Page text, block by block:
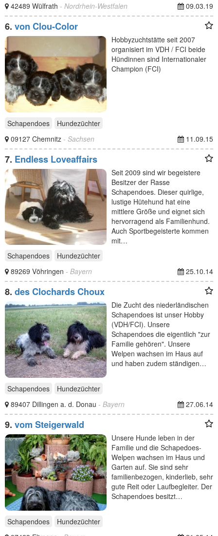
42489 Wülfrath - Nordrhein-Westfalen 09.03.19
6. von Clou-Color
Hobbyzuchtstätte seit 2007
organisiert im VDH / FCI beide
Hündinnen sind Internationaler
Champion (FCI)
Schapendoes
Hundezüchter
09127 Chemnitz - Sachsen 11.09.15
7. Endless Loveaffairs
Seit 2009 sind wir begeistere
Besitzer der Rasse
Schapendoes. Dieser quirlige,
lustige Hütehund hat eine
mittlere Größe und eignet sich
hervorragend als Familienhund.
Auch Sportbegeisterte kommen
mit…
Schapendoes
Hundezüchter
89269 Vöhringen - Bayern 25.10.14
8. des Clochards Choux
Die Zucht des niederländischen
Schapendoes ist unser Hobby
(VDH/FCI). Unsere
Schapendoes die eigentlich "zur
Familie gehören". Unsere
Welpen wachsen im Haus auf
und haben zudem ständigen…
Schapendoes
Hundezüchter
89407 Dillingen a. d. Donau - Bayern 27.06.14
9. vom Steigerwald
Unsere Hunde leben in der
Familie und die Schapedoes-
Welpen wachsen im Haus und
Garten auf. Sie sind sehr
familienbezogen, kinderlieb, sehr
gute Reit oder Laufbegleiter. Der
Schapendoes besitzt…
Schapendoes
Hundezüchter